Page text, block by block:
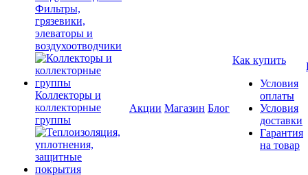
Фильтры,
грязевики,
элеваторы и
воздухоотводчики
Коллекторы и
коллекторные
группы
Акции Магазин Блог
Как купить
Условия
оплаты
Условия
доставки
Гарантия
на товар